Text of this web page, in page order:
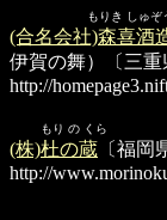
もりき しゅぞ
(合名会社)森喜酒
伊賀の舞）〔三重
http://
もり の くら
(株)杜の蔵 〔福岡
http://